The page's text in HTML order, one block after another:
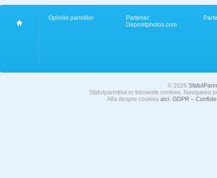
Opiniile parintilor
Partener:
Depositphotos.com
© 2026
Sfatulparintilor.ro foloseste cookies. Navigarea
Afla despre cookies aici GDPR –